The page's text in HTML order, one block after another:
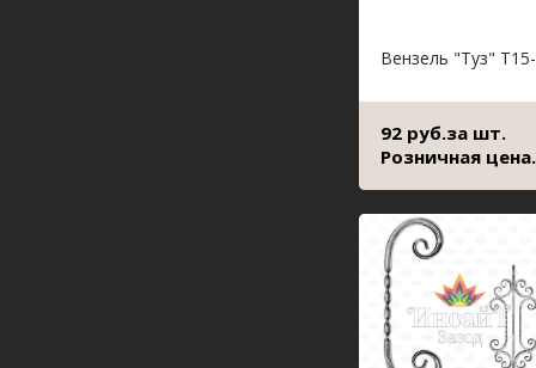
Вензель "Туз"
92 руб.за шт.
Розничная цена.